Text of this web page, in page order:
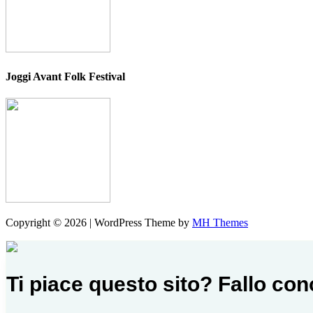
Joggi Avant Folk Festival
Copyright © 2026 | WordPress Theme by MH Themes
Ti piace questo sito? Fallo